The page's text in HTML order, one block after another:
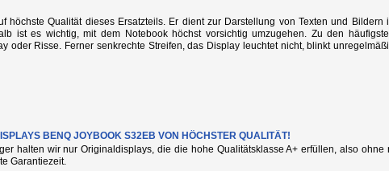
Qualität dieses Ersatzteils. Er dient zur Darstellung von Texten und Bildern
ist es wichtig, mit dem Notebook höchst vorsichtig umzugehen. Zu den
oder Risse. Ferner senkrechte Streifen, das Display leuchtet nicht, blinkt
BENQ JOYBOOK S32EB VON HÖCHSTER QUALITÄT!
halten wir nur Originaldisplays, die die hohe Qualitätsklasse A+ erfüllen, also
Garantiezeit.